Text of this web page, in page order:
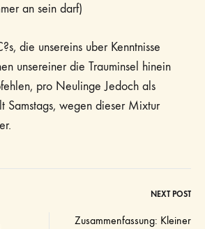
an sein darf)
die unsereins uber Kenntnisse
unsereiner die Trauminsel hinein
pro Neulinge Jedoch als
Samstags, wegen dieser Mixtur
NEXT POST
Zusammenfassung: Kleiner